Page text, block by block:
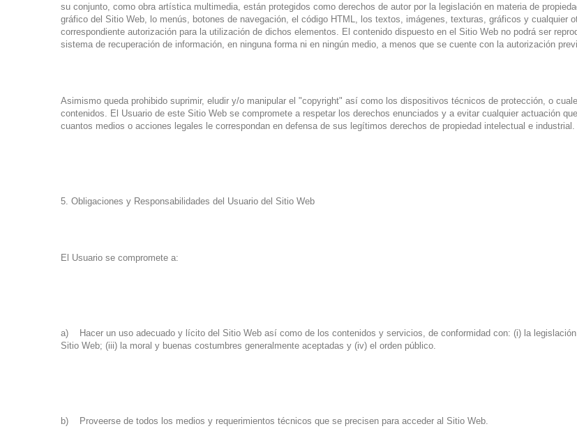
su conjunto, como obra artística multimedia, están protegidos como derechos de autor por la legislación en materia de
gráfico del Sitio Web, lo menús, botones de navegación, el código HTML, los textos, imágenes, texturas, gráficos y cualquier
correspondiente autorización para la utilización de dichos elementos. El contenido dispuesto en el Sitio Web no podrá ser
sistema de recuperación de información, en ninguna forma ni en ningún medio, a menos que se cuente con la autorización
Asimismo queda prohibido suprimir, eludir y/o manipular el "copyright" así como los dispositivos técnicos de protección, o
contenidos. El Usuario de este Sitio Web se compromete a respetar los derechos enunciados y a evitar cualquier actuación
cuantos medios o acciones legales le correspondan en defensa de sus legítimos derechos de propiedad intelectual e industrial.
5. Obligaciones y Responsabilidades del Usuario del Sitio Web
El Usuario se compromete a:
a) Hacer un uso adecuado y lícito del Sitio Web así como de los contenidos y servicios, de conformidad con: (i) la
Sitio Web; (iii) la moral y buenas costumbres generalmente aceptadas y (iv) el orden público.
b) Proveerse de todos los medios y requerimientos técnicos que se precisen para acceder al Sitio Web.